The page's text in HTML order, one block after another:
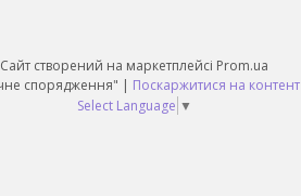
Сайт створений на маркетплейсі Prom.ua
Daruy Інтернет Магазин "Туристичне спорядження" | Поскаржитися на контент
Select Language ▼